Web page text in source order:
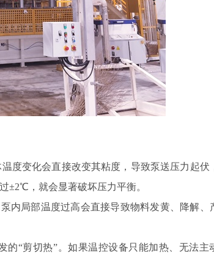
变化会直接改变其粘度，导致泵送压力起伏
±2℃，就会显著破坏压力平衡。
内局部温度过高会直接导致物料发黄、降解、
“剪切热”。如果温控设备只能加热、无法主